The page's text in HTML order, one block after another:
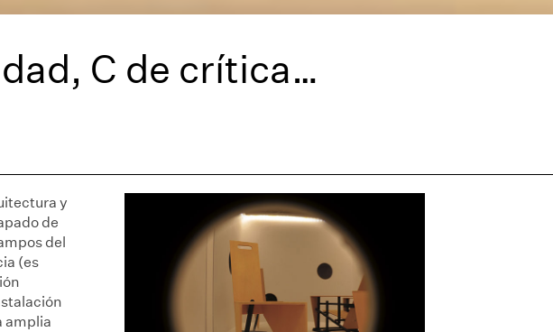
C de crítica…
y
de
del
(es
amplia